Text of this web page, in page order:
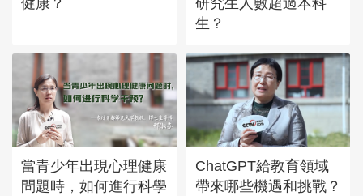
生？
當青少年出現心理健康
問題時，如何進行科學
ChatGPT給教育領域
帶來哪些機遇和挑戰？